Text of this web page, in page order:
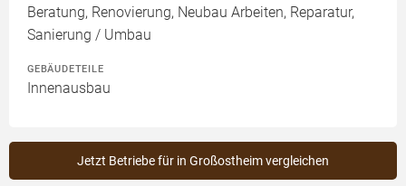
Beratung, Renovierung, Neubau Arbeiten, Reparatur,
Sanierung / Umbau
GEBÄUDETEILE
Innenausbau
Jetzt Betriebe für in Großostheim vergleichen